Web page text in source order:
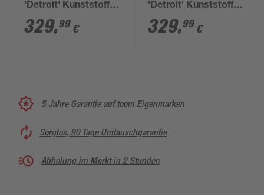
'Detroit' Kunststoff
anthrazit/weiß 980 x
1980 mm links
329,99 €
'Detroit' Kunststoff
anthrazit/weiß 980 x
1980 mm rechts
329,99 €
5 Jahre Garantie auf toom Eigenmarken
Sorglos, 90 Tage Umtauschgarantie
Abholung im Markt in 2 Stunden